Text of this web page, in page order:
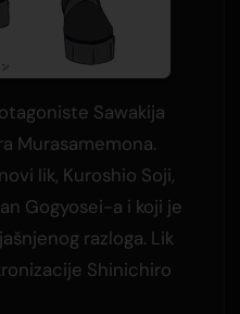
Sawakija
Murasamemona.
lik, Kuroshio Soji,
Gogyosei-a i koji je
razloga. Lik
Shinichiro